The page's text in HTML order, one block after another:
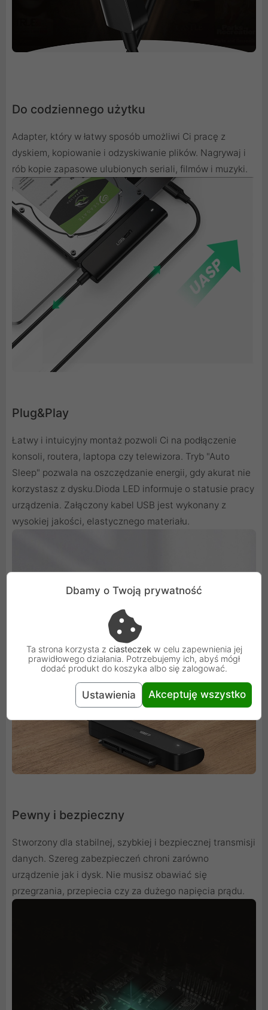
Do codziennego użytku
Adapter, który w łatwy sposób umożliwi Ci pracę z
dyskiem, kopiowanie i odzyskiwanie plików. Nagrywaj i
rób kopie zapasowe ulubionych seriali, filmów i muzyki.
Plug&Play
Łatwy i intuicyjny montaż pozwoli Ci na podłączenie
konsoli, routera, laptopa czy telewizora. Tryb "Auto
Sleep" pozwala na oszczędzanie energii, gdy akurat nie
korzystasz z dysku.Dioda LED informuje o statusie pracy
urządzenia. Załączony kabel USB jest wykonany z
wysokiej jakości, elastycznego materiału.
Pewny i bezpieczny
Stworzony dla stabilnej, szybkiej i bezpiecznej transmisji
danych. Szereg zabezpieczeń chroni zarówno
urządzenie jak i dysk. Nie musisz obawiać się
przegrzania, przepiecia czy za dużego napięcia prądu.
Dbamy o Twoją prywatność
Ta strona korzysta z ciasteczek w celu zapewnienia jej
prawidłowego działania. Potrzebujemy ich, abyś mógł
dodać produkt do koszyka albo się zalogować.
Ustawienia Akceptuję wszystko